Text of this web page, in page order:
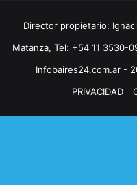
Director propietario:
Matanza, Tel: +54 11 3530-
Infobaires24.com.ar -
PRIVACIDAD